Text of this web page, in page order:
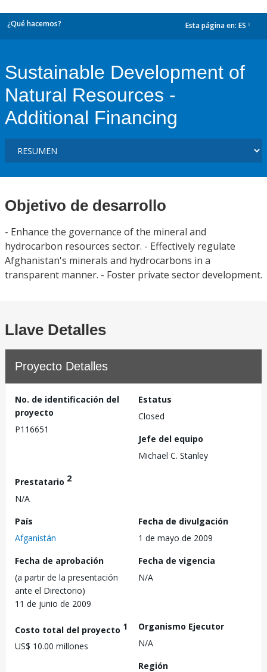
¿Qué hacemos? Esta página en: ES
Sustainable Development of
Natural Resources -
Additional Financing
Objetivo de desarrollo
- Enhance the governance of the mineral and
hydrocarbon resources sector. - Effectively regulate
Afghanistan's minerals and hydrocarbons in a
transparent manner. - Foster private sector development.
Llave Detalles
Proyecto Detalles
No. de identificación del
proyecto
P116651
Estatus
Closed
Jefe del equipo
Michael C. Stanley
Prestatario 2
N/A
País
Afganistán
Fecha de divulgación
1 de mayo de 2009
Fecha de aprobación
(a partir de la presentación
ante el Directorio)
11 de junio de 2009
Fecha de vigencia
N/A
Costo total del proyecto 1
US$ 10.00 millones
Organismo Ejecutor
N/A
Región